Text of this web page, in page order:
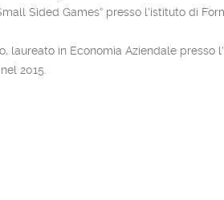
Sided Games” presso l’istituto di
laureato in Economia Aziendale presso
2015.